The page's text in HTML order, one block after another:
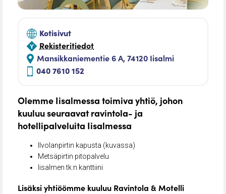
Mansikkaniementie 6 A, 74120 Iisalmi
040 7610 152
Kotisivut
Rekisteritiedot
Olemme Iisalmessa toimiva yhtiö, johon
kuuluu seuraavat ravintola- ja
hotellipalveluita Iisalmessa
Ilvolanpirtin kapusta (kuvassa)
Metsäpirtin pitopalvelu
Iisalmen tk:n kanttiini
Lisäksi yhtiöömme kuuluu Ravintola & Motelli